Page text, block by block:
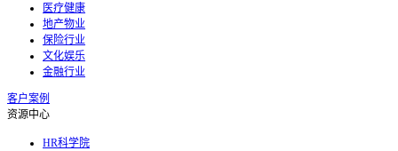
医疗健康
地产物业
保险行业
文化娱乐
金融行业
客户案例
资源中心
HR科学院